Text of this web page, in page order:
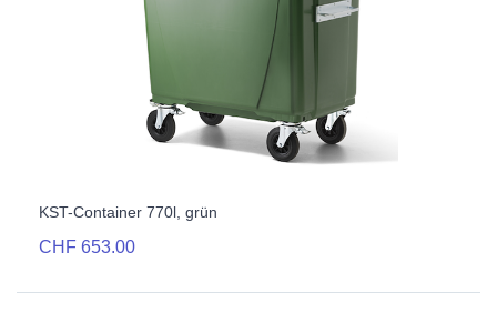
KST-Container 770l, grün
CHF 653.00